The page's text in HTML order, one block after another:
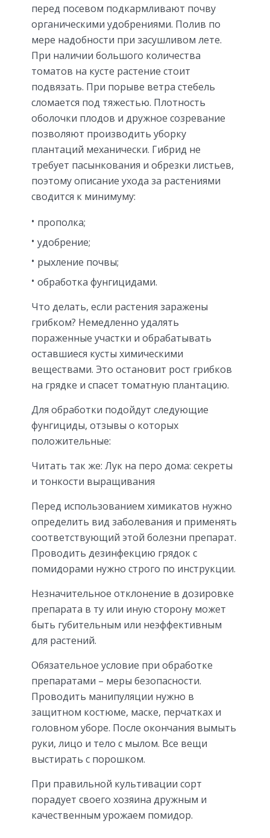
перед посевом подкармливают почву
органическими удобрениями. Полив по
мере надобности при засушливом лете.
При наличии большого количества
томатов на кусте растение стоит
подвязать. При порыве ветра стебель
сломается под тяжестью. Плотность
оболочки плодов и дружное созревание
позволяют производить уборку
плантаций механически. Гибрид не
требует пасынкования и обрезки листьев,
поэтому описание ухода за растениями
сводится к минимуму:
прополка;
удобрение;
рыхление почвы;
обработка фунгицидами.
Что делать, если растения заражены
грибком? Немедленно удалять
пораженные участки и обрабатывать
оставшиеся кусты химическими
веществами. Это остановит рост грибков
на грядке и спасет томатную плантацию.
Для обработки подойдут следующие
фунгициды, отзывы о которых
положительные:
Читать так же: Лук на перо дома: секреты
и тонкости выращивания
Перед использованием химикатов нужно
определить вид заболевания и применять
соответствующий этой болезни препарат.
Проводить дезинфекцию грядок с
помидорами нужно строго по инструкции.
Незначительное отклонение в дозировке
препарата в ту или иную сторону может
быть губительным или неэффективным
для растений.
Обязательное условие при обработке
препаратами – меры безопасности.
Проводить манипуляции нужно в
защитном костюме, маске, перчатках и
головном уборе. После окончания вымыть
руки, лицо и тело с мылом. Все вещи
выстирать с порошком.
При правильной культивации сорт
порадует своего хозяина дружным и
качественным урожаем помидор.